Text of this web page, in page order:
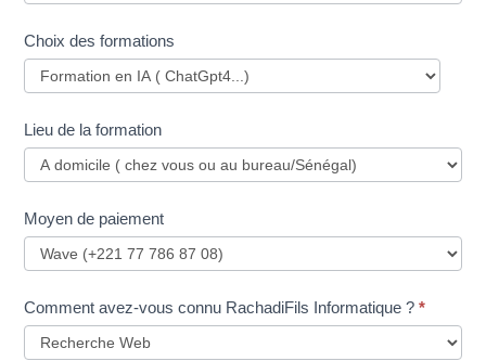
Choix des formations
Lieu de la formation
Moyen de paiement
Comment avez-vous connu RachadiFils Informatique ?*